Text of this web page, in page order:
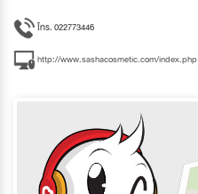
โทร. 022773446
http://www.sashacosmetic.com/index.php